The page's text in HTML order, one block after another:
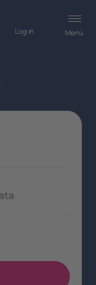
Menù
Log in